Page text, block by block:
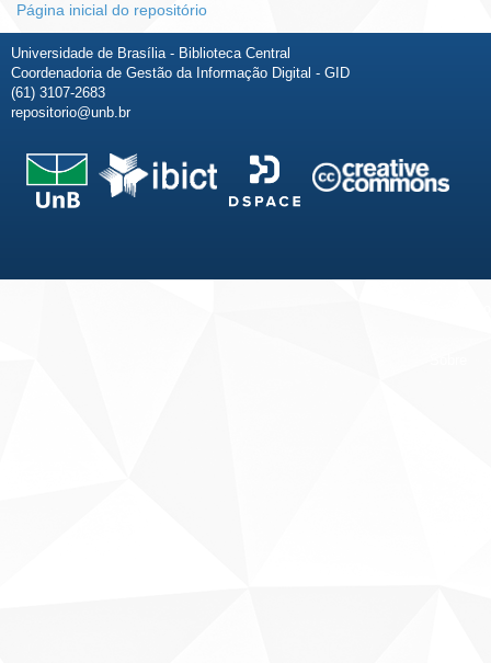
Página inicial do repositório
Universidade de Brasília - Biblioteca Central
Coordenadoria de Gestão da Informação Digital - GID
(61) 3107-2683
repositorio@unb.br